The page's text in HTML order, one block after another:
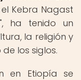
Kebra Nagast
ha tenido un
la religión y
los siglos.
en Etiopía se